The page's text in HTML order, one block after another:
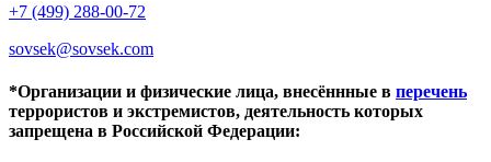
+7 (499) 288-00-72
sovsek@sovsek.com
*Организации и физические лица, внесённные в перечень
террористов и экстремистов, деятельность которых
запрещена в Российской Федерации: